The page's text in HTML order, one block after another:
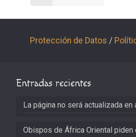
Protección de Datos /
Entradas recientes
La página no será actualizada en
Obispos de África Oriental piden